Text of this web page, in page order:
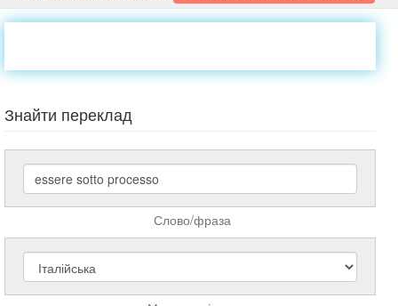
Знайти переклад
Слово/фраза